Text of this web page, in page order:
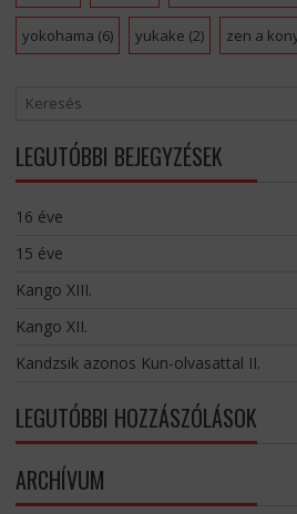
yokohama (6) yukake (2) zen a
LEGUTÓBBI BEJEGYZÉSEK
16 éve
15 éve
Kango XIII.
Kango XII.
Kandzsik azonos Kun-olvasattal II.
LEGUTÓBBI HOZZÁSZÓLÁSOK
ARCHÍVUM